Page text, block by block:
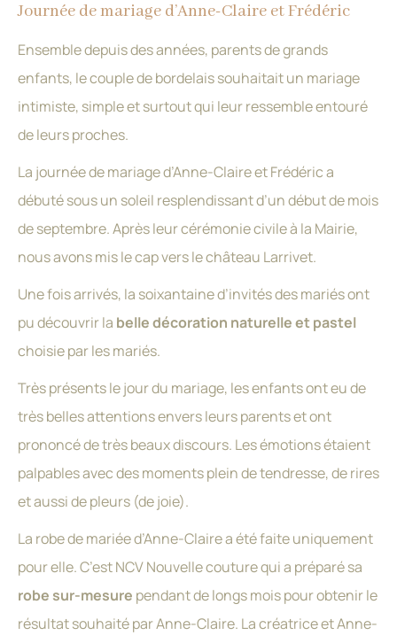
Journée de mariage d’Anne-Claire et Frédéric
Ensemble depuis des années, parents de grands
enfants, le couple de bordelais souhaitait un mariage
intimiste, simple et surtout qui leur ressemble entouré
de leurs proches.
La journée de mariage d’Anne-Claire et Frédéric a
débuté sous un soleil resplendissant d’un début de mois
de septembre. Après leur cérémonie civile à la Mairie,
nous avons mis le cap vers le château Larrivet.
Une fois arrivés, la soixantaine d’invités des mariés ont
pu découvrir la belle décoration naturelle et pastel
choisie par les mariés.
Très présents le jour du mariage, les enfants ont eu de
très belles attentions envers leurs parents et ont
prononcé de très beaux discours. Les émotions étaient
palpables avec des moments plein de tendresse, de rires
et aussi de pleurs (de joie).
La robe de mariée d’Anne-Claire a été faite uniquement
pour elle. C’est NCV Nouvelle couture qui a préparé sa
robe sur-mesure pendant de longs mois pour obtenir le
résultat souhaité par Anne-Claire. La créatrice et Anne-